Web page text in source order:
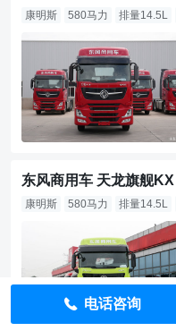
康明斯 580马力 排量14.5L
东风商用车 天龙旗舰
康明斯 580马力 排量14.5L
电话咨询